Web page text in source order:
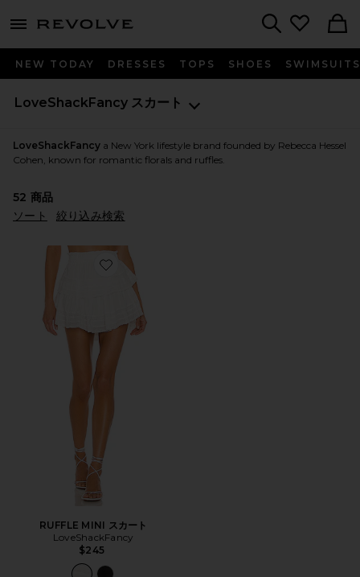
menu - shows more content
NEW TODAY DRESSES TOPS SHOES SWIMSUITS
LoveShackFancy スカート
LoveShackFancy a New York lifestyle brand founded by Rebecca Hessel
Cohen, known for romantic florals and ruffles.
52 商品
ソート
絞り込み検索
Favorite RUFFLE MINI スカート
RUFFLE MINI スカート
LoveShackFancy
$245